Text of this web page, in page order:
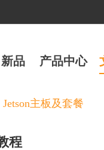
新品 产品中心
Jetson主板及套餐
程